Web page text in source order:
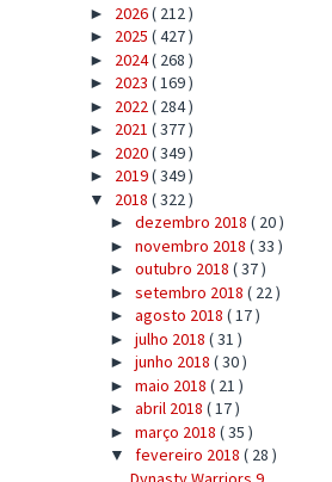
► 2026( 212 )
► 2025 ( 427 )
► 2024( 268 )
► 2023 ( 169 )
► 2022( 284 )
► 2021 ( 377 )
► 2020( 349 )
► 2019( 349 )
▼ 2018 ( 322 )
► dezembro 2018 ( 20 )
► novembro 2018 ( 33 )
► outubro 2018 ( 37 )
► setembro 2018 ( 22 )
► agosto 2018 ( 17 )
► julho 2018 ( 31 )
► junho 2018 ( 30 )
► maio 2018 ( 21 )
► abril 2018 ( 17 )
► março 2018 ( 35 )
▼ fevereiro 2018 ( 28 )